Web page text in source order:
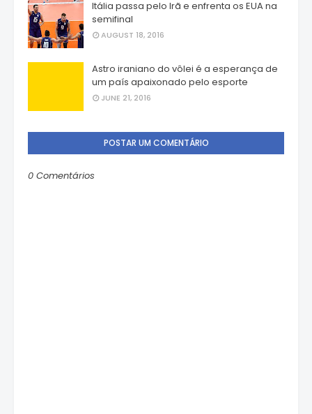
Itália passa pelo Irã e enfrenta os EUA na
semifinal
AUGUST 18, 2016
Astro iraniano do vôlei é a esperança de
um país apaixonado pelo esporte
JUNE 21, 2016
POSTAR UM COMENTÁRIO
0 Comentários